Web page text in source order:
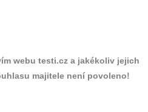
webu testi.cz a jakékoliv jejich
majitele není povoleno!